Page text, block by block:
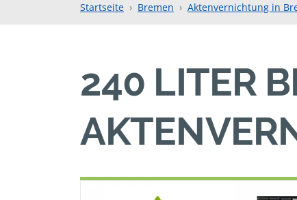
Startseite Bremen Aktenvernichtung in
240 LITER